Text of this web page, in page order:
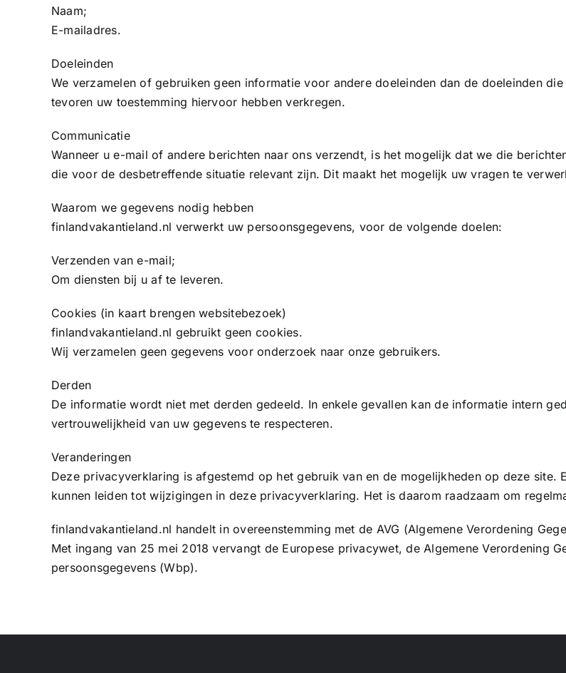
Naam;
E-mailadres.
Doeleinden
We verzamelen of gebruiken geen informatie voor andere doeleinden dan de doeleinden
tevoren uw toestemming hiervoor hebben verkregen.
Communicatie
Wanneer u e-mail of andere berichten naar ons verzendt, is het mogelijk dat we die
die voor de desbetreffende situatie relevant zijn. Dit maakt het mogelijk uw vragen te
Waarom we gegevens nodig hebben
finlandvakantieland.nl verwerkt uw persoonsgegevens, voor de volgende doelen:
Verzenden van e-mail;
Om diensten bij u af te leveren.
Cookies (in kaart brengen websitebezoek)
finlandvakantieland.nl gebruikt geen cookies.
Wij verzamelen geen gegevens voor onderzoek naar onze gebruikers.
Derden
De informatie wordt niet met derden gedeeld. In enkele gevallen kan de informatie intern
vertrouwelijkheid van uw gegevens te respecteren.
Veranderingen
Deze privacyverklaring is afgestemd op het gebruik van en de mogelijkheden op deze site.
kunnen leiden tot wijzigingen in deze privacyverklaring. Het is daarom raadzaam om
finlandvakantieland.nl handelt in overeenstemming met de AVG (Algemene Verordening
Met ingang van 25 mei 2018 vervangt de Europese privacywet, de Algemene Verordening
persoonsgegevens (Wbp).